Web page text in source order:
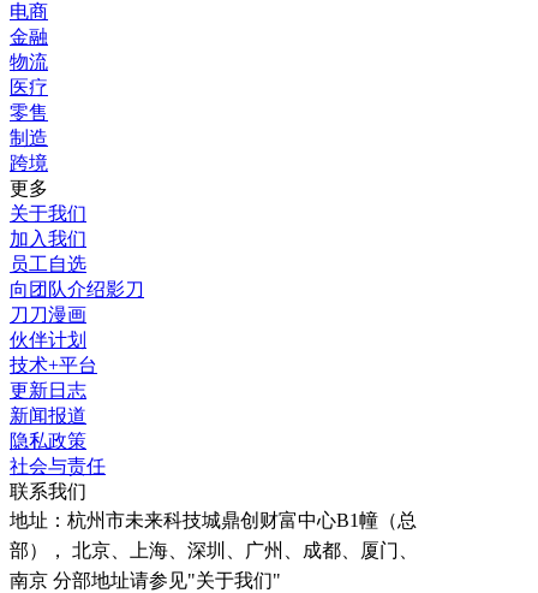
电商
金融
物流
医疗
零售
制造
跨境
更多
关于我们
加入我们
员工自选
向团队介绍影刀
刀刀漫画
伙伴计划
技术+平台
更新日志
新闻报道
隐私政策
社会与责任
联系我们
地址： 杭州市未来科技城鼎创财富中心B1幢（总
部）， 北京、上海、深圳、广州、成都、厦门、
南京 分部地址请参见"关于我们"